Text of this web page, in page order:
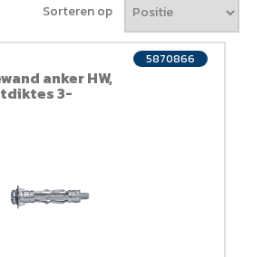
Sorteren op
anker HW,
3-
5870866